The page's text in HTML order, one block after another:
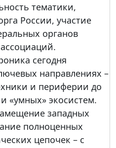
тематики,
России, участие
органов
сегодня
направлениях –
и периферии до
«умных» экосистем.
западных
полноценных
цепочек – с